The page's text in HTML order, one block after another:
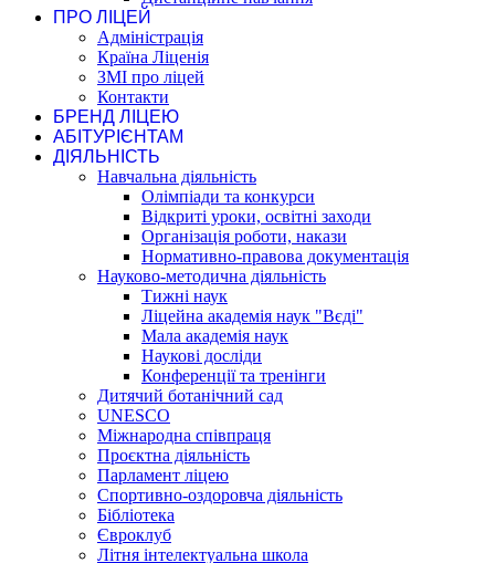
ПРО ЛІЦЕЙ
Адміністрація
Країна Ліценія
ЗМІ про ліцей
Контакти
БРЕНД ЛІЦЕЮ
АБІТУРІЄНТАМ
ДІЯЛЬНІСТЬ
Навчальна діяльність
Олімпіади та конкурси
Відкриті уроки, освітні заходи
Організація роботи, накази
Нормативно-правова документація
Науково-методична діяльність
Тижні наук
Ліцейна академія наук "Вєді"
Мала академія наук
Наукові досліди
Конференції та тренінги
Дитячий ботанічний сад
UNESCO
Міжнародна співпраця
Проєктна діяльність
Парламент ліцею
Спортивно-оздоровча діяльність
Бібліотека
Євроклуб
Літня інтелектуальна школа